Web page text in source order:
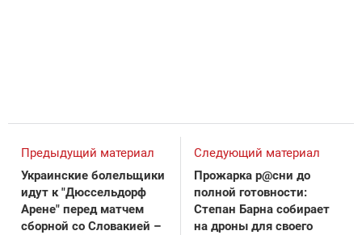
Предыдущий материал
Украинские болельщики
идут к "Дюссельдорф
Арене" перед матчем
сборной со Словакией –
Следующий материал
Прожарка р@сни до
полной готовности:
Степан Барна собирает
на дроны для своего